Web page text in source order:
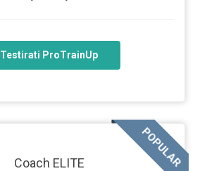
Testirati ProTrainUp
Coach ELITE POPULAR